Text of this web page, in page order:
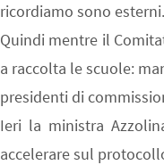
ricordiamo sono esterni.
Quindi mentre il
a raccolta le scuole:
presidenti di
Ieri la ministra
accelerare sul